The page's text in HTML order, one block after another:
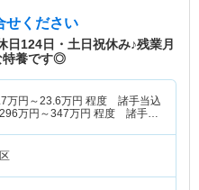
ください
日124日・土日祝休み♪残業月
特養です◎
万円～23.6万円 程度 諸手当込
296万円～347万円 程度 諸手当